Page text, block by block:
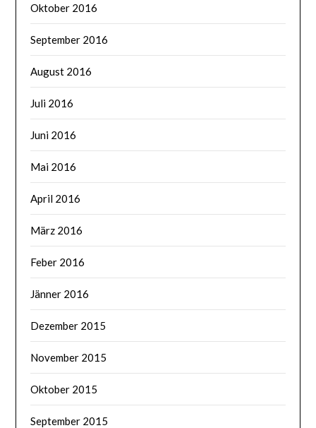
Oktober 2016
September 2016
August 2016
Juli 2016
Juni 2016
Mai 2016
April 2016
März 2016
Feber 2016
Jänner 2016
Dezember 2015
November 2015
Oktober 2015
September 2015